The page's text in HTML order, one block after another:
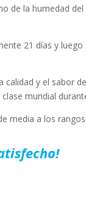
de la humedad
21 días y
y el sabor
mundial
media a los